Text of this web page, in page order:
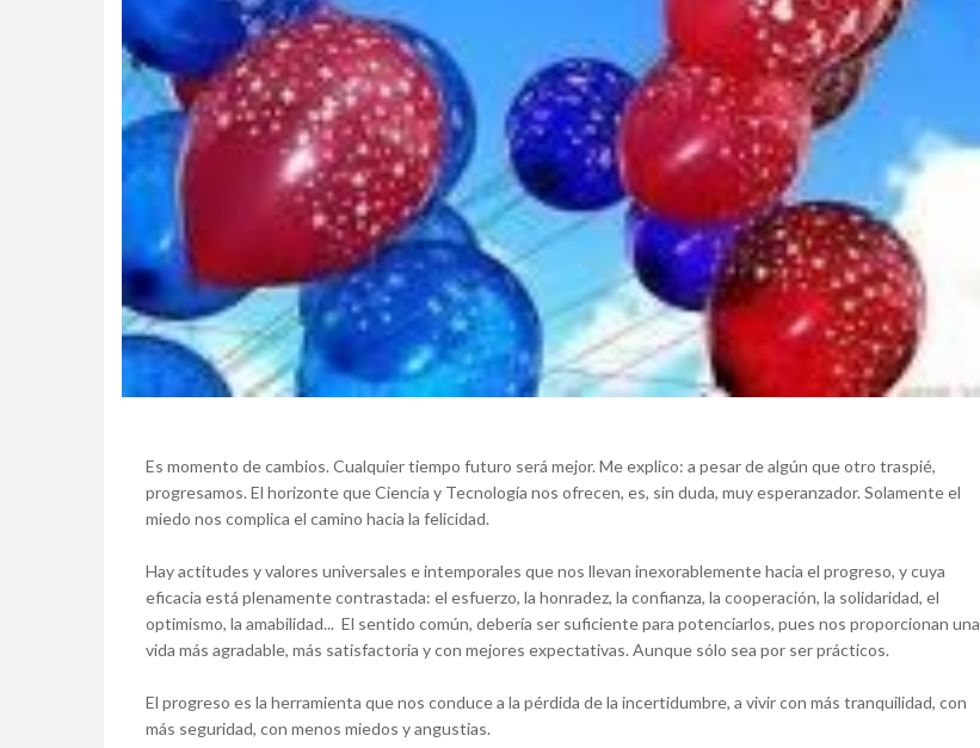
Es momento de cambios. Cualquier tiempo futuro será mejor. Me explico: a pesar de algún que otro traspié,
progresamos. El horizonte que Ciencia y Tecnología nos ofrecen, es, sin duda, muy esperanzador. Solamente el
miedo nos complica el camino hacia la felicidad.
Hay actitudes y valores universales e intemporales que nos llevan inexorablemente hacia el progreso, y cuya
eficacia está plenamente contrastada: el esfuerzo, la honradez, la confianza, la cooperación, la solidaridad, el
optimismo, la amabilidad... El sentido común, debería ser suficiente para potenciarlos, pues nos proporcionan una
vida más agradable, más satisfactoria y con mejores expectativas. Aunque sólo sea por ser prácticos.
El progreso es la herramienta que nos conduce a la pérdida de la incertidumbre, a vivir con más tranquilidad, con
más seguridad, con menos miedos y angustias.